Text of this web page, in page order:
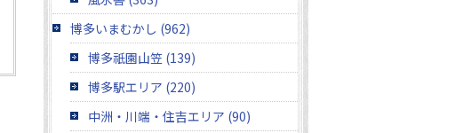
博多いまむかし (962)
博多祇園山笠 (139)
博多駅エリア (220)
中洲・川端・住吉エリア (90)